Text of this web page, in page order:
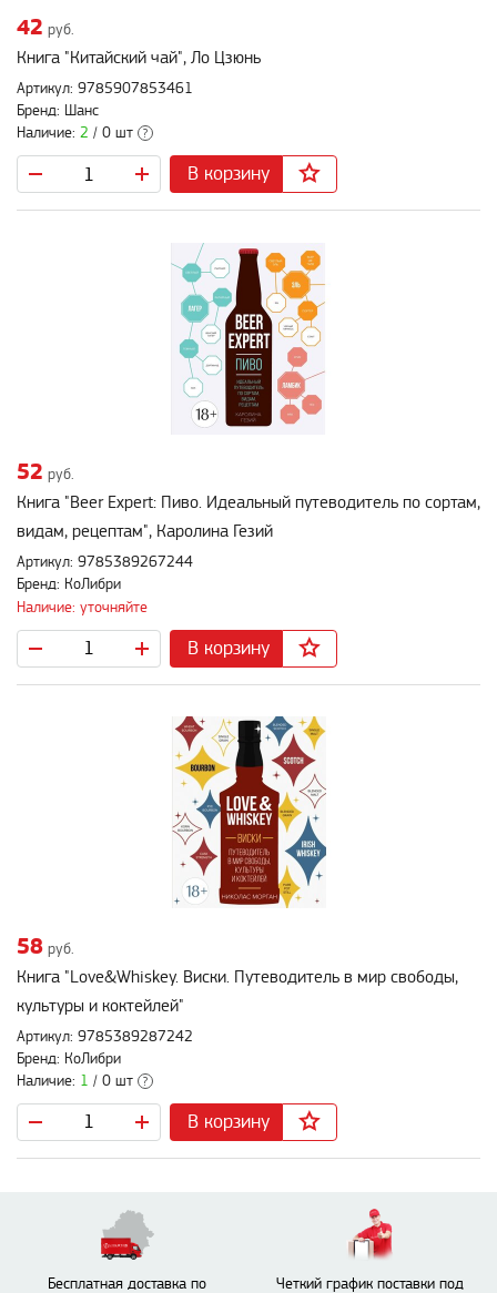
42 руб.
Книга "Китайский чай", Ло Цзюнь
Артикул: 9785907853461
Бренд: Шанс
Наличие: 2 / 0 шт ?
В корзину
52 руб.
Книга "Beer Expert: Пиво. Идеальный путеводитель по сортам,
видам, рецептам", Каролина Гезий
Артикул: 9785389267244
Бренд: КоЛибри
Наличие: уточняйте
В корзину
58 руб.
Книга "Love&Whiskey. Виски. Путеводитель в мир свободы,
культуры и коктейлей"
Артикул: 9785389287242
Бренд: КоЛибри
Наличие: 1 / 0 шт ?
В корзину
Бесплатная доставка по
Четкий график поставки под